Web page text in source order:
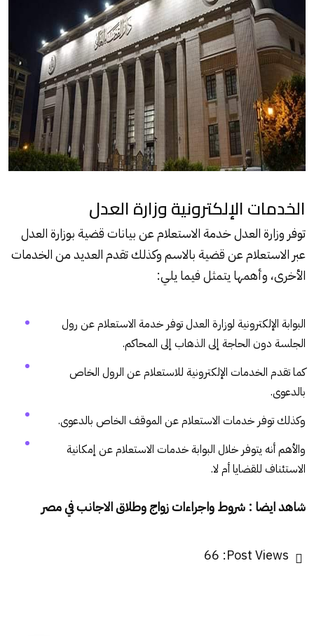
الخدمات الإلكترونية وزارة العدل
توفر وزارة العدل خدمة الاستعلام عن بيانات قضية بوزارة العدل
عبر الاستعلام عن قضية بالاسم وكذلك تقدم العديد من الخدمات
الأخرى، وأهمها يتمثل فيما يلي:
البوابة الإلكترونية لوزارة العدل توفر خدمة الاستعلام عن رول
الجلسة دون الحاجة إلى الذهاب إلى المحاكم.
كما تقدم الخدمات الإلكترونية للاستعلام عن الرول الخاص
بالدعوى.
وكذلك توفر خدمات الاستعلام عن الموقف الخاص بالدعوى.
والأهم أنه يتوفر خلال البوابة خدمات الاستعلام عن إمكانية
الاستئناف للقضايا أم لا.
شاهد ايضا : شروط واجراءات زواج وطلاق الاجانب في مصر
Post Views:
66